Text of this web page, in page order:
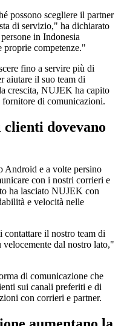
possono scegliere il partner
di servizio," ha dichiarato
in Indonesia
competenze."
fino a servire più di
aiutare il suo team di
crescita, NUJEK ha capito
fornitore di comunicazioni.
dovevano
Android e a volte persino
con i nostri corrieri e
ha lasciato NUJEK con
e velocità nelle
il nostro team di
velocemente dal nostro lato,"
di comunicazione che
sui canali preferiti e di
con corrieri e partner.